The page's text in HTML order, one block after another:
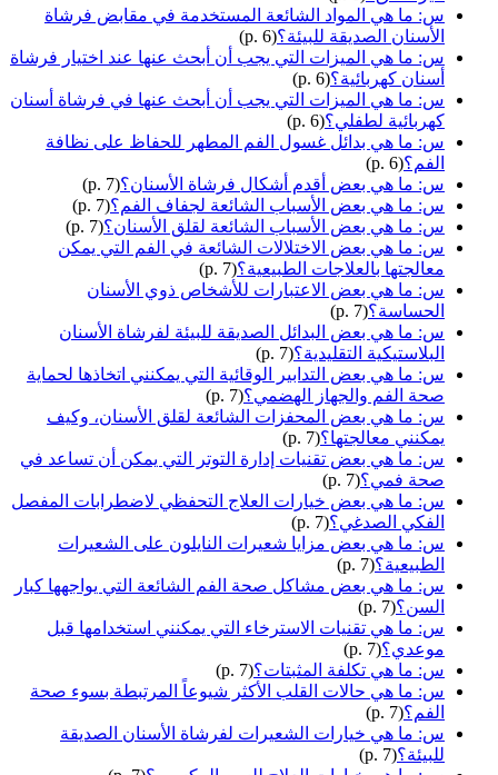
س: ما هي المواد الشائعة المستخدمة في مقابض فرشاة
الأسنان الصديقة للبيئة؟(p. 6)
س: ما هي الميزات التي يجب أن أبحث عنها عند اختيار فرشاة
أسنان كهربائية؟(p. 6)
س: ما هي الميزات التي يجب أن أبحث عنها في فرشاة أسنان
كهربائية لطفلي؟(p. 6)
س: ما هي بدائل غسول الفم المطهر للحفاظ على نظافة
الفم؟(p. 6)
س: ما هي بعض أقدم أشكال فرشاة الأسنان؟(p. 7)
س: ما هي بعض الأسباب الشائعة لجفاف الفم؟(p. 7)
س: ما هي بعض الأسباب الشائعة لقلق الأسنان؟(p. 7)
س: ما هي بعض الاختلالات الشائعة في الفم التي يمكن
معالجتها بالعلاجات الطبيعية؟(p. 7)
س: ما هي بعض الاعتبارات للأشخاص ذوي الأسنان
الحساسة؟(p. 7)
س: ما هي بعض البدائل الصديقة للبيئة لفرشاة الأسنان
البلاستيكية التقليدية؟(p. 7)
س: ما هي بعض التدابير الوقائية التي يمكنني اتخاذها لحماية
صحة الفم والجهاز الهضمي؟(p. 7)
س: ما هي بعض المحفزات الشائعة لقلق الأسنان، وكيف
يمكنني معالجتها؟(p. 7)
س: ما هي بعض تقنيات إدارة التوتر التي يمكن أن تساعد في
صحة فمي؟(p. 7)
س: ما هي بعض خيارات العلاج التحفظي لاضطرابات المفصل
الفكي الصدغي؟(p. 7)
س: ما هي بعض مزايا شعيرات النايلون على الشعيرات
الطبيعية؟(p. 7)
س: ما هي بعض مشاكل صحة الفم الشائعة التي يواجهها كبار
السن؟(p. 7)
س: ما هي تقنيات الاسترخاء التي يمكنني استخدامها قبل
موعدي؟(p. 7)
س: ما هي تكلفة المثبتات؟(p. 7)
س: ما هي حالات القلب الأكثر شيوعاً المرتبطة بسوء صحة
الفم؟(p. 7)
س: ما هي خيارات الشعيرات لفرشاة الأسنان الصديقة
للبيئة؟(p. 7)